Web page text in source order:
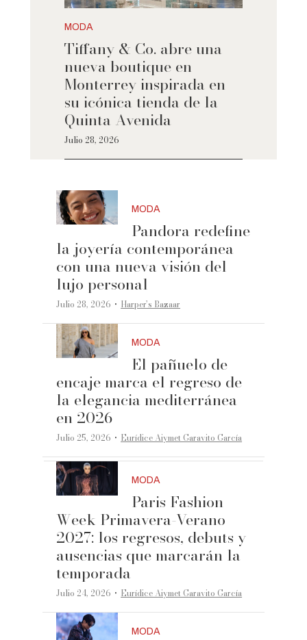
MODA
Tiffany & Co. abre una
nueva boutique en
Monterrey inspirada en
su icónica tienda de la
Quinta Avenida
Julio 28, 2026
MODA
Pandora redefine
la joyería contemporánea
con una nueva visión del
lujo personal
Julio 28, 2026 ·Harper’s Bazaar
MODA
El pañuelo de
encaje marca el regreso de
la elegancia mediterránea
en 2026
Julio 25, 2026 ·Eurídice Aiymet Garavito García
MODA
Paris Fashion
Week Primavera-Verano
2027: los regresos, debuts y
ausencias que marcarán la
temporada
Julio 24, 2026 ·Eurídice Aiymet Garavito García
MODA